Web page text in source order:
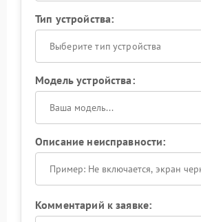
Тип устройства:
Выберите тип устройства
Модель устройства:
Описание неисправности:
Комментарий к заявке: